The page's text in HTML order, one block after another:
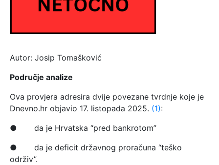
Autor: Josip Tomašković
Područje analize
Ova provjera adresira dvije povezane tvrdnje koje je
Dnevno.hr objavio 17. listopada 2025. (1):
● da je Hrvatska “pred bankrotom”
● da je deficit državnog proračuna “teško
održiv”.